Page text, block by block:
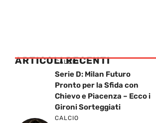
ARTICOLI RECENTI
CALCIO
Serie D: Milan Futuro
Pronto per la Sfida con
Chievo e Piacenza – Ecco i
Gironi Sorteggiati
CALCIO